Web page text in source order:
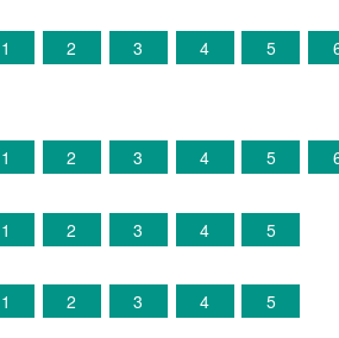
1 2 3 4 5
1 2 3 4 5
1 2 3 4 5
1 2 3 4 5